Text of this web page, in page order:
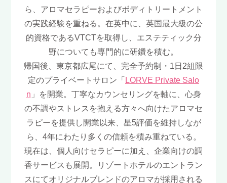
ら、アロマセラピーおよびボディトリートメント
の実践経験を重ねる。在英中に、英国最大級の公
的資格であるVTCTを取得し、エステティック分
野についても専門的に研鑽を積む。
帰国後、東京都広尾にて、完全予約制・1日2組限
定のプライベートサロン「 LORVE Private Salo
n 」を開業。丁寧なカウンセリングを軸に、心身
の不調やストレスを抱える方々へ向けたアロマセ
ラピーを提供し開業以来、星5評価を維持しなが
ら、4年にわたり多くの信頼を積み重ねている。
現在は、個人向けセラピーに加え、企業向けの調
香サービスも展開。リゾートホテルのエントラン
スにてオリジナルブレンドのアロマが採用される